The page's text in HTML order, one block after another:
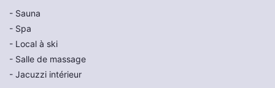
- Sauna
- Spa
- Local à ski
- Salle de massage
- Jacuzzi intérieur